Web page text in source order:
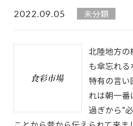
2022.09.05 未分類
北陸地方の
も傘忘れる
特有の言い
れは朝一番
過ぎから”